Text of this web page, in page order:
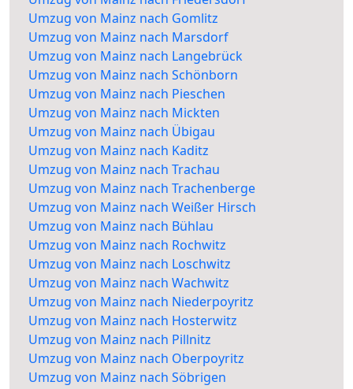
Umzug von Mainz nach Gomlitz
Umzug von Mainz nach Marsdorf
Umzug von Mainz nach Langebrück
Umzug von Mainz nach Schönborn
Umzug von Mainz nach Pieschen
Umzug von Mainz nach Mickten
Umzug von Mainz nach Übigau
Umzug von Mainz nach Kaditz
Umzug von Mainz nach Trachau
Umzug von Mainz nach Trachenberge
Umzug von Mainz nach Weißer Hirsch
Umzug von Mainz nach Bühlau
Umzug von Mainz nach Rochwitz
Umzug von Mainz nach Loschwitz
Umzug von Mainz nach Wachwitz
Umzug von Mainz nach Niederpoyritz
Umzug von Mainz nach Hosterwitz
Umzug von Mainz nach Pillnitz
Umzug von Mainz nach Oberpoyritz
Umzug von Mainz nach Söbrigen